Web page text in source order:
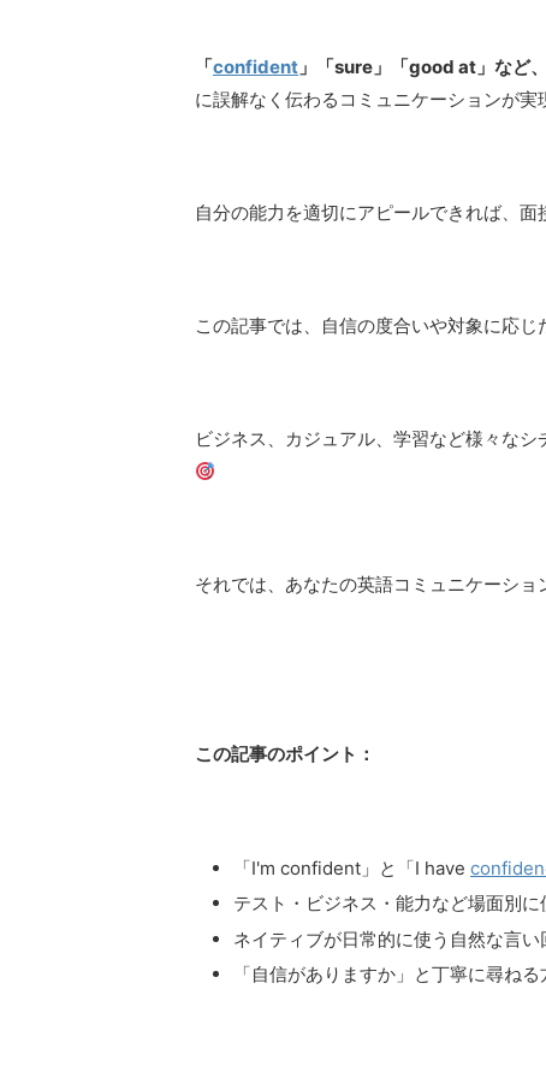
「confident 」「sure」「good at」など
に誤解なく伝わるコミュニケーションが実
自分の能力を適切にアピールできれば、
この記事では、自信の度合いや対象に応じ
ビジネス、カジュアル、学習など様々な
それでは、あなたの英語コミュニケーショ
この記事のポイント：
「I'm confident」と「I have
テスト・ビジネス・能力など場面別
ネイティブが日常的に使う自然な言
「自信がありますか」と丁寧に尋ね